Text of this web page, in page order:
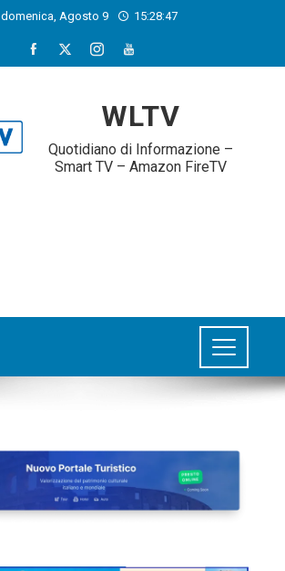
domenica, Agosto 9 15:28:48
WLTV
Quotidiano di Informazione –
Smart TV – Amazon FireTV